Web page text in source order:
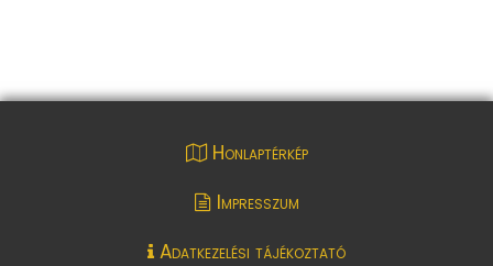
Honlaptérkép
Impresszum
Adatkezelési tájékoztató